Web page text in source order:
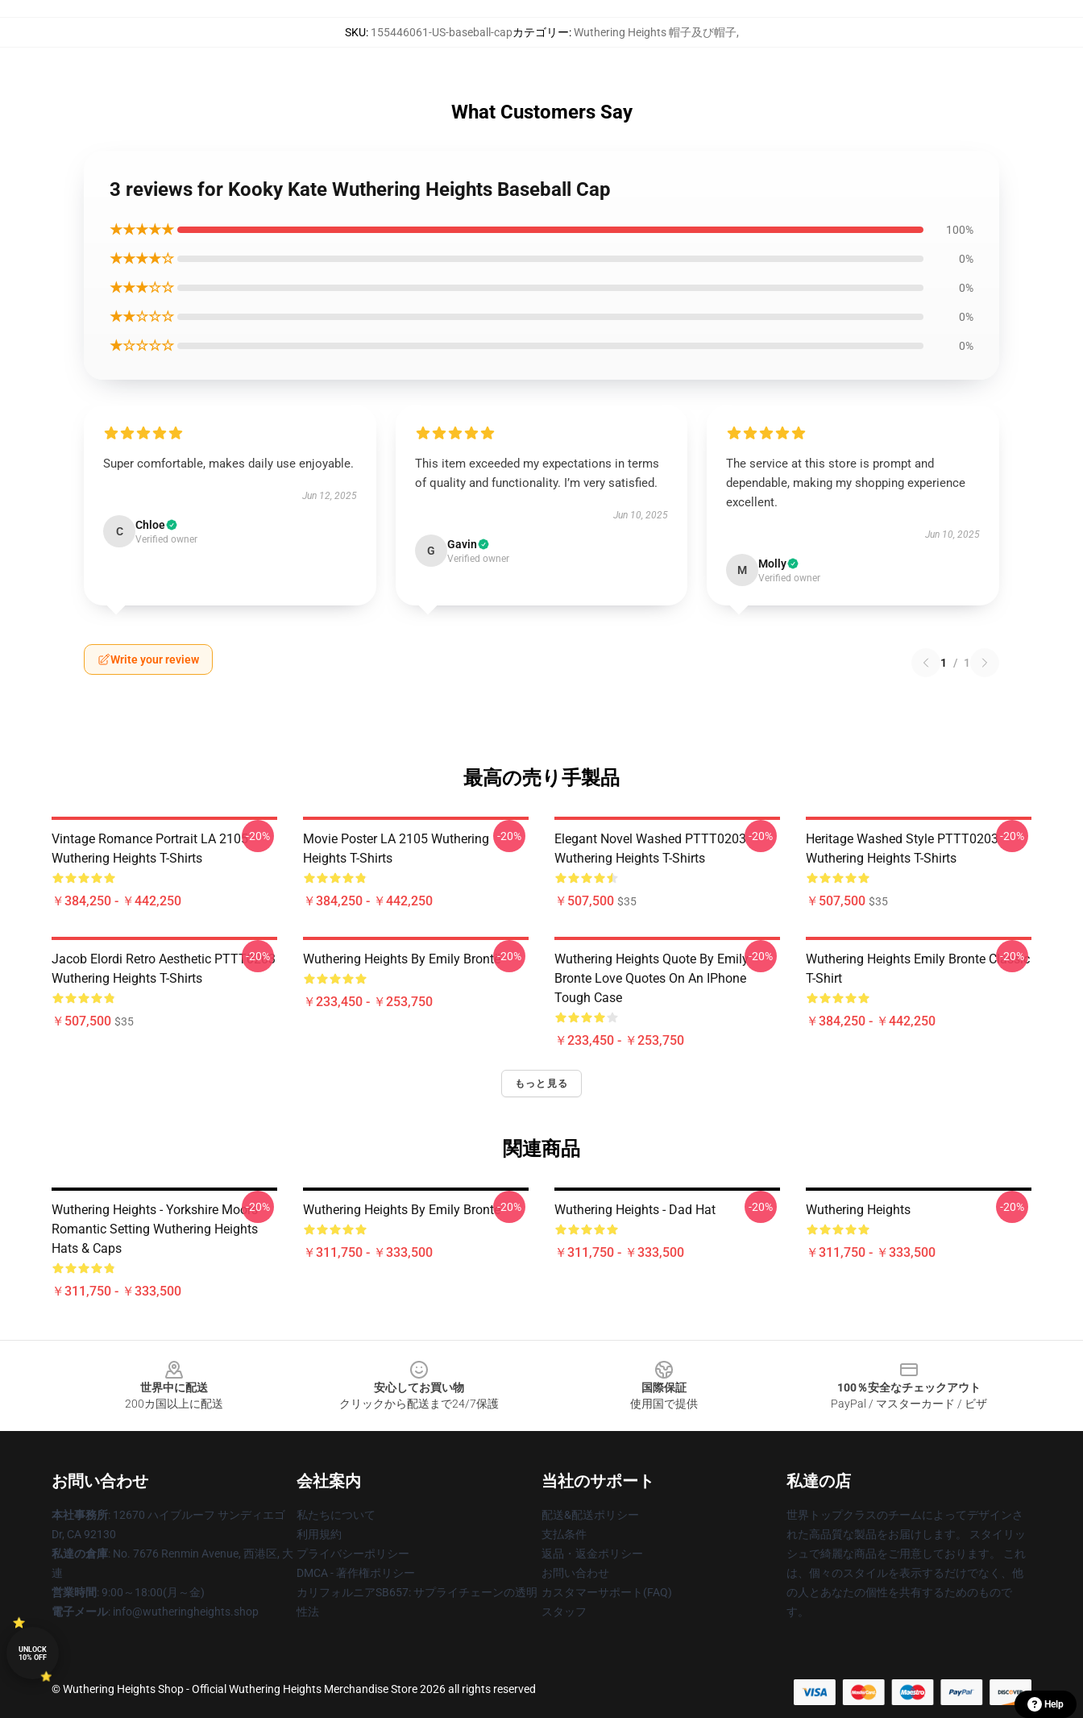
SKU: 155446061-US-baseball-capカテゴリー:Wuthering Heights 帽子及び帽子,
What Customers Say
3 reviews for Kooky Kate Wuthering Heights Baseball Cap
★★★★★ 100%
★★★★☆ 0%
★★★☆☆ 0%
★★☆☆☆ 0%
★☆☆☆☆ 0%
Super comfortable, makes daily use enjoyable.
Jun 12, 2025
C Chloe
Verified owner
This item exceeded my expectations in terms
of quality and functionality. I’m very satisfied.
Jun 10, 2025
G Gavin
Verified owner
The service at this store is prompt and
dependable, making my shopping experience
excellent.
Jun 10, 2025
M Molly
Verified owner
Write your review 1 / 1
最高の売り手製品
Vintage Romance Portrait LA 2105
Wuthering Heights T-Shirts
￥384,250 - ￥442,250
-20%
Movie Poster LA 2105 Wuthering
Heights T-Shirts
￥384,250 - ￥442,250
-20%
Elegant Novel Washed PTTT0203
Wuthering Heights T-Shirts
￥507,500 $35
-20%
Heritage Washed Style PTTT0203
Wuthering Heights T-Shirts
￥507,500 $35
-20%
Jacob Elordi Retro Aesthetic PTTT0203
Wuthering Heights T-Shirts
￥507,500 $35
-20% Wuthering Heights By Emily Brontë
￥233,450 - ￥253,750
-20%
Wuthering Heights Quote By Emily
Bronte Love Quotes On An IPhone
Tough Case
￥233,450 - ￥253,750
-20%
Wuthering Heights Emily Bronte Classic
T-Shirt
￥384,250 - ￥442,250
-20%
もっと見る
関連商品
Wuthering Heights - Yorkshire Moors
Romantic Setting Wuthering Heights
Hats & Caps
￥311,750 - ￥333,500
-20% Wuthering Heights By Emily Bronte
￥311,750 - ￥333,500
-20% Wuthering Heights - Dad Hat
￥311,750 - ￥333,500
-20% Wuthering Heights
￥311,750 - ￥333,500
-20%
世界中に配送
200カ国以上に配送
安心してお買い物
クリックから配送まで24/7保護
国際保証
使用国で提供
100％安全なチェックアウト
PayPal / マスターカード / ビザ
お問い合わせ
本社事務所: 12670 ハイブルーフ サンディエゴ
Dr, CA 92130
私達の倉庫: No. 7676 Renmin Avenue, 西港区, 大
連
営業時間: 9:00～18:00(月～金)
電子メール: info@wutheringheights.shop
会社案内
私たちについて
利用規約
プライバシーポリシー
DMCA - 著作権ポリシー
カリフォルニアSB657: サプライチェーンの透明
性法
当社のサポート
配送&配送ポリシー
支払条件
返品・返金ポリシー
お問い合わせ
カスタマーサポート(FAQ)
スタッフ
私達の店
世界トップクラスのチームによってデザインさ
れた高品質な製品をお届けします。 スタイリッ
シュで綺麗な商品をご用意しております。 これ
は、個々のスタイルを表示するだけでなく、他
の人とあなたの個性を共有するためのもので
す。
© Wuthering Heights Shop - Official Wuthering Heights Merchandise Store 2026 all rights reserved
UNLOCK
10% OFF
Help